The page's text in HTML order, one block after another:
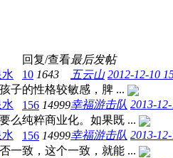
回复/查看最后发帖
10 1643 五云山 2012-12-10
子的性格较敏感，脾 ...
156 14999幸福游击队 2013-
么纯粹商业化。如果既 ...
156 14999幸福游击队 2013-
一致，这个一致，就能 ...